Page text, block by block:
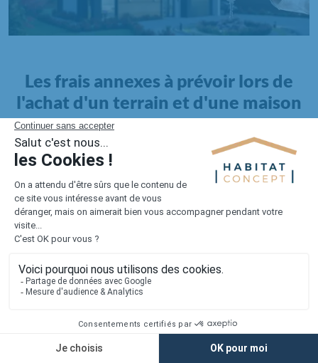
Les frais annexes à prévoir lors de
l'achat d'un terrain et d'une maison
Il faut également intégrer à votre budget, les
pour la maison. Outre l'achat du terrain et la construction, il
faut prendre en compte la viabilisation si elle n'est pas
proposée par le constructeur. Les frais de raccordements et les
taxes éventuelles coûtent entre 5 000 et 15 000 euros selon la
localisation du terrain et son accès.
Quant auxfrais de notaire
Lorsque vous vous tournez vers une maison existante, il sera
nécessaire de faire des travaux de rénovation. Ceux-ci sont
souvent coûteux et doivent être ajoutés au prix de l'achat